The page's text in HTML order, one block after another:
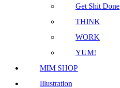
Get Shit Done
THINK
WORK
YUM!
MIM SHOP
Illustration